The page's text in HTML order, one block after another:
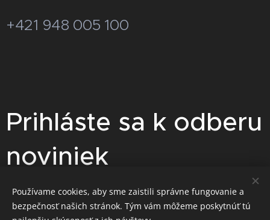
+421 948 005 100
Prihláste sa k odberu
noviniek
Pre zasielanie akciových cenových
ponúk sa prihláste na odber
Používame cookies, aby sme zaistili správne fungovanie a
bezpečnosť našich stránok. Tým vám môžeme poskytnúť tú